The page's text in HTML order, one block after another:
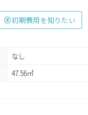
初期費用を知りたい
なし
47.56㎡